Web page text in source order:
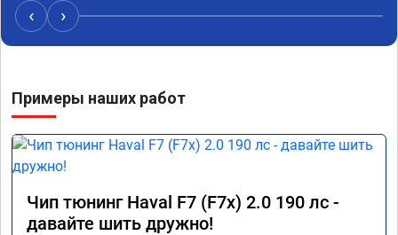
‹ ›
Примеры наших работ
Чип тюнинг Haval F7 (F7x) 2.0 190 лс -
давайте шить дружно!